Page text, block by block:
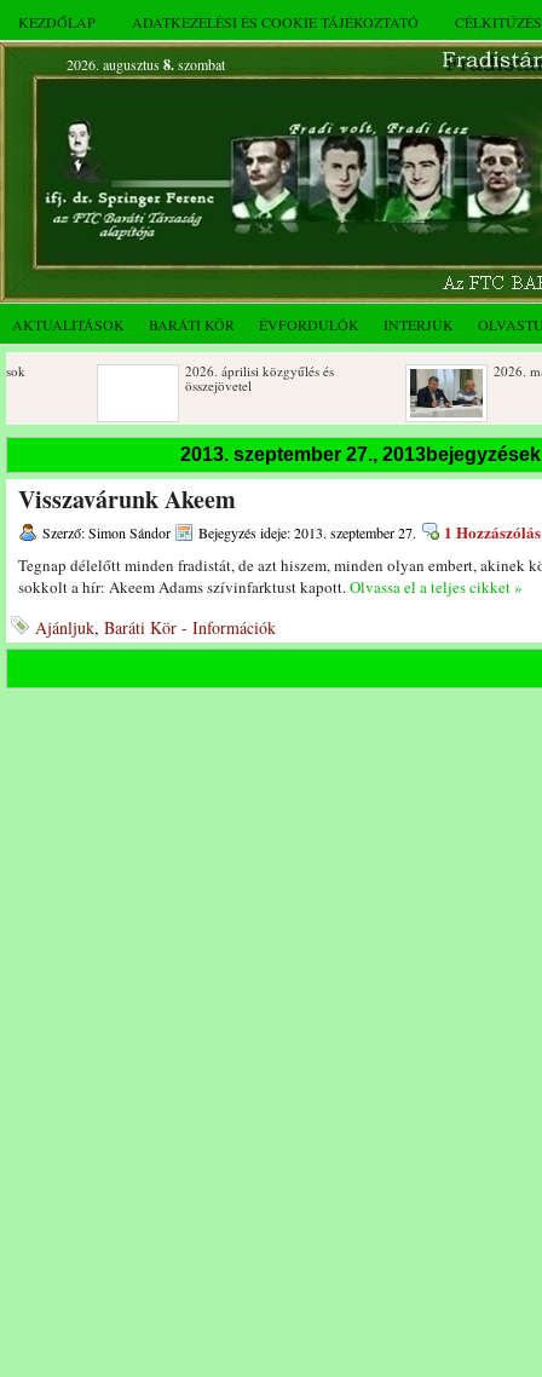
KEZDŐLAP ADATKEZELÉSI ÉS COOKIE TÁJÉKOZTATÓ
2026. augusztus 8.szombat
AKTUALITÁSOK BARÁTI KÖR ÉVFORDULÓK INTERJÚK
2026. áprilisi közgyűlés és
összejövetel
2026. márciusi
Születésnapi koszorúzások
Rendkívüli
novemberi
Az FTC Baráti Kör 2025. októberi
összejövetel
2013. szeptember 27.,
Visszavárunk Akeem
Szerző: Simon Sándor Bejegyzés ideje: 2013. szeptember 27. 1 Hozzászólás
Tegnap délelőtt minden fradistát, de azt hiszem, minden olyan embert, akinek
sokkolt a hír: Akeem Adams szívinfarktust kapott.Olvassa el a teljes cikket »
Ajánljuk, Baráti Kör - Információk